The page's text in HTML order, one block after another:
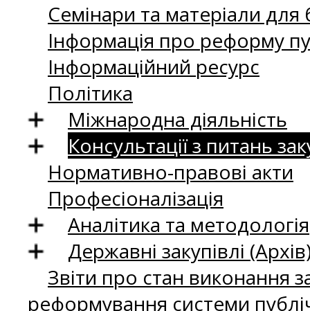
Семінари та матеріали для
Інформація про реформу
Інформаційний ресурс
Політика
Міжнародна діяльність
Консультації з питань
Нормативно-правові акти
Професіоналізація
Аналітика та методологія
Державні закупівлі
Звіти про стан виконання
реформування системи